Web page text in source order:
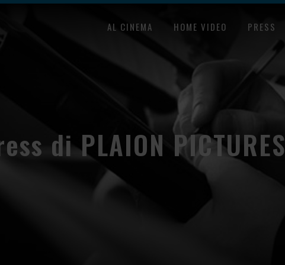
AL CINEMA HOME VIDEO PRESS
di PLAION PICTURES